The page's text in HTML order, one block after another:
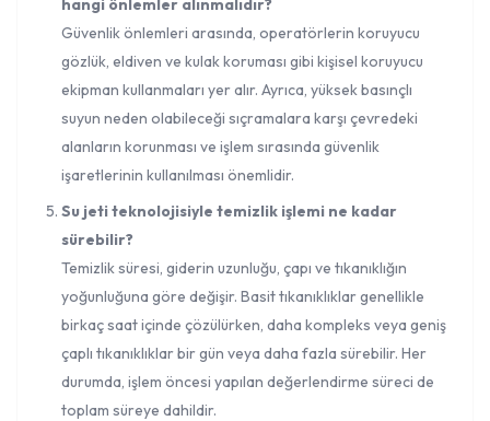
hangi önlemler alınmalıdır?
Güvenlik önlemleri arasında, operatörlerin koruyucu
gözlük, eldiven ve kulak koruması gibi kişisel koruyucu
ekipman kullanmaları yer alır. Ayrıca, yüksek basınçlı
suyun neden olabileceği sıçramalara karşı çevredeki
alanların korunması ve işlem sırasında güvenlik
işaretlerinin kullanılması önemlidir.
Su jeti teknolojisiyle temizlik işlemi ne kadar
sürebilir?
Temizlik süresi, giderin uzunluğu, çapı ve tıkanıklığın
yoğunluğuna göre değişir. Basit tıkanıklıklar genellikle
birkaç saat içinde çözülürken, daha kompleks veya geniş
çaplı tıkanıklıklar bir gün veya daha fazla sürebilir. Her
durumda, işlem öncesi yapılan değerlendirme süreci de
toplam süreye dahildir.